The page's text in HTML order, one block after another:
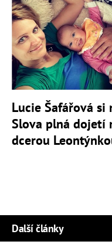
Lucie Šafářová
Slova plná dojetí
dcerou
Další články